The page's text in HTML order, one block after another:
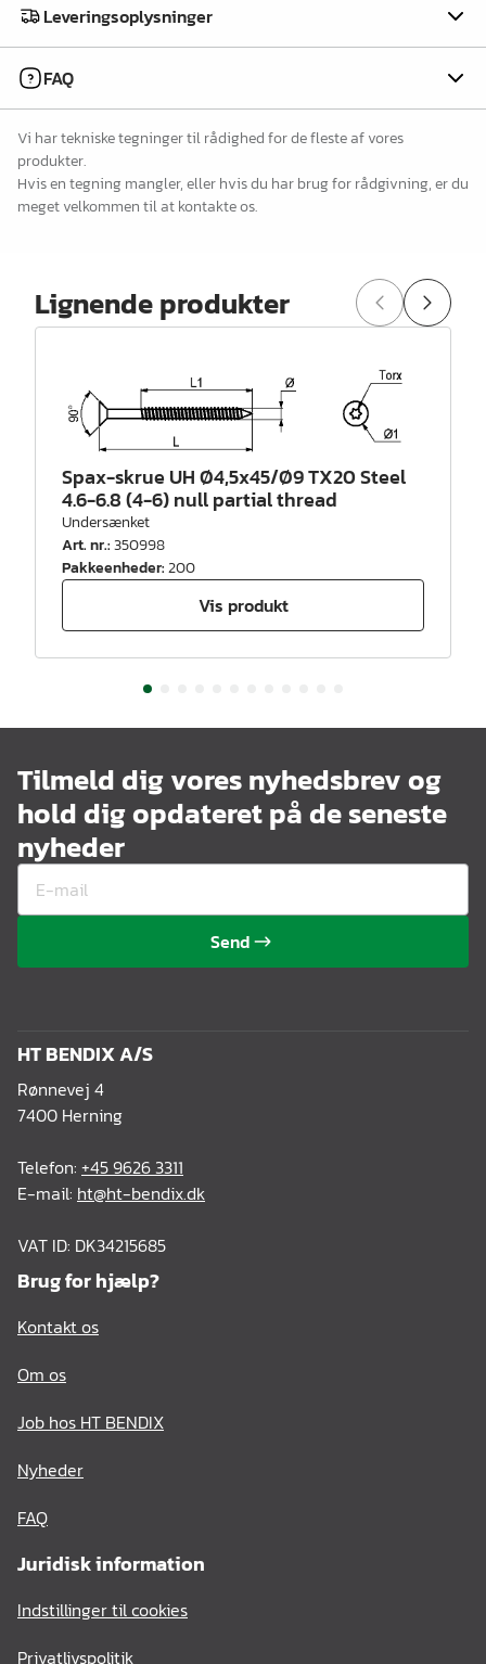
Leveringsoplysninger
FAQ
Vi har tekniske tegninger til rådighed for de fleste af vores
produkter.
Hvis en tegning mangler, eller hvis du har brug for rådgivning, er du
meget velkommen til at kontakte os.
Lignende produkter
Spax-skrue UH Ø4,5x45/Ø9 TX20 Steel
4.6-6.8 (4-6) null partial thread
Undersænket
Art. nr.:350998
Pakkeenheder:200
Vis produkt
Tilmeld dig vores nyhedsbrev og
hold dig opdateret på de seneste
nyheder
Send
HT BENDIX A/S
Rønnevej 4
7400 Herning
Telefon: +45 9626 3311
E-mail: ht@ht-bendix.dk
VAT ID: DK34215685
Brug for hjælp?
Kontakt os
Om os
Job hos HT BENDIX
Nyheder
FAQ
Juridisk information
Indstillinger til cookies
Privatlivspolitik